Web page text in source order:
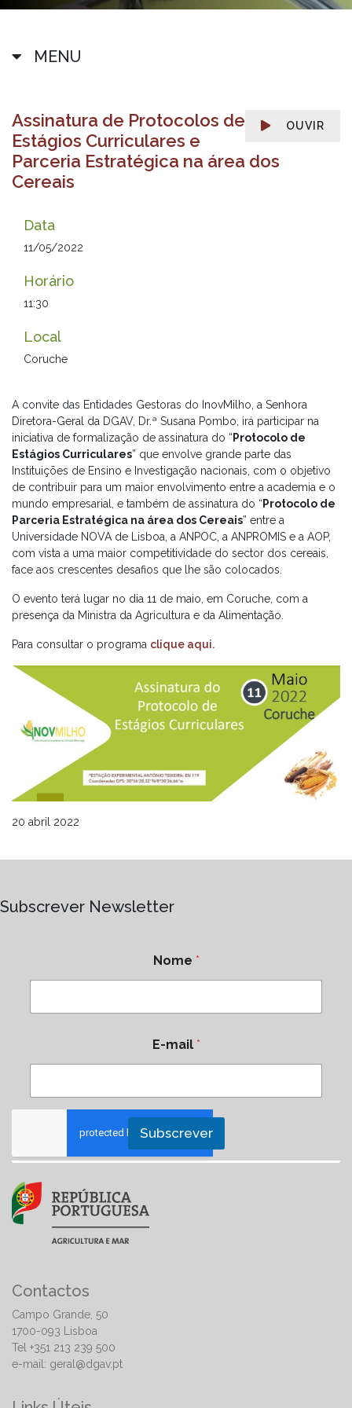
MENU
OUVIR
Assinatura de Protocolos de
Estágios Curriculares e
Parceria Estratégica na área dos
Cereais
Data
11/05/2022
Horário
11:30
Local
Coruche
A convite das Entidades Gestoras do InovMilho, a Senhora
Diretora-Geral da DGAV, Dr.ª Susana Pombo, irá participar na
iniciativa de formalização de assinatura do “ Protocolo de
Estágios Curriculares” que envolve grande parte das
Instituições de Ensino e Investigação nacionais, com o objetivo
de contribuir para um maior envolvimento entre a academia e o
mundo empresarial, e também de assinatura do “ Protocolo de
Parceria Estratégica na área dos Cereais” entre a
Universidade NOVA de Lisboa, a ANPOC, a ANPROMIS e a AOP,
com vista a uma maior competitividade do sector dos cereais,
face aos crescentes desafios que lhe são colocados.
O evento terá lugar no dia 11 de maio, em Coruche, com a
presença da Ministra da Agricultura e da Alimentação.
Para consultar o programa clique aqui.
20 abril 2022
Subscrever Newsletter
Nome *
E-mail *
Subscrever
Contactos
Campo Grande, 50
1700-093 Lisboa
Tel +351 213 239 500
e-mail: geral@dgav.pt